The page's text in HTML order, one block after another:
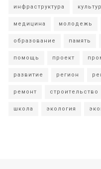
инфраструктура
медицина молодежь
образование память
помощь проект
развитие регион
ремонт строительство
школа экология